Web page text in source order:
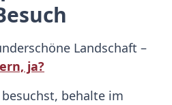
Landschaft –
ja?
behalte im